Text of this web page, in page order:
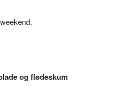
og flødeskum